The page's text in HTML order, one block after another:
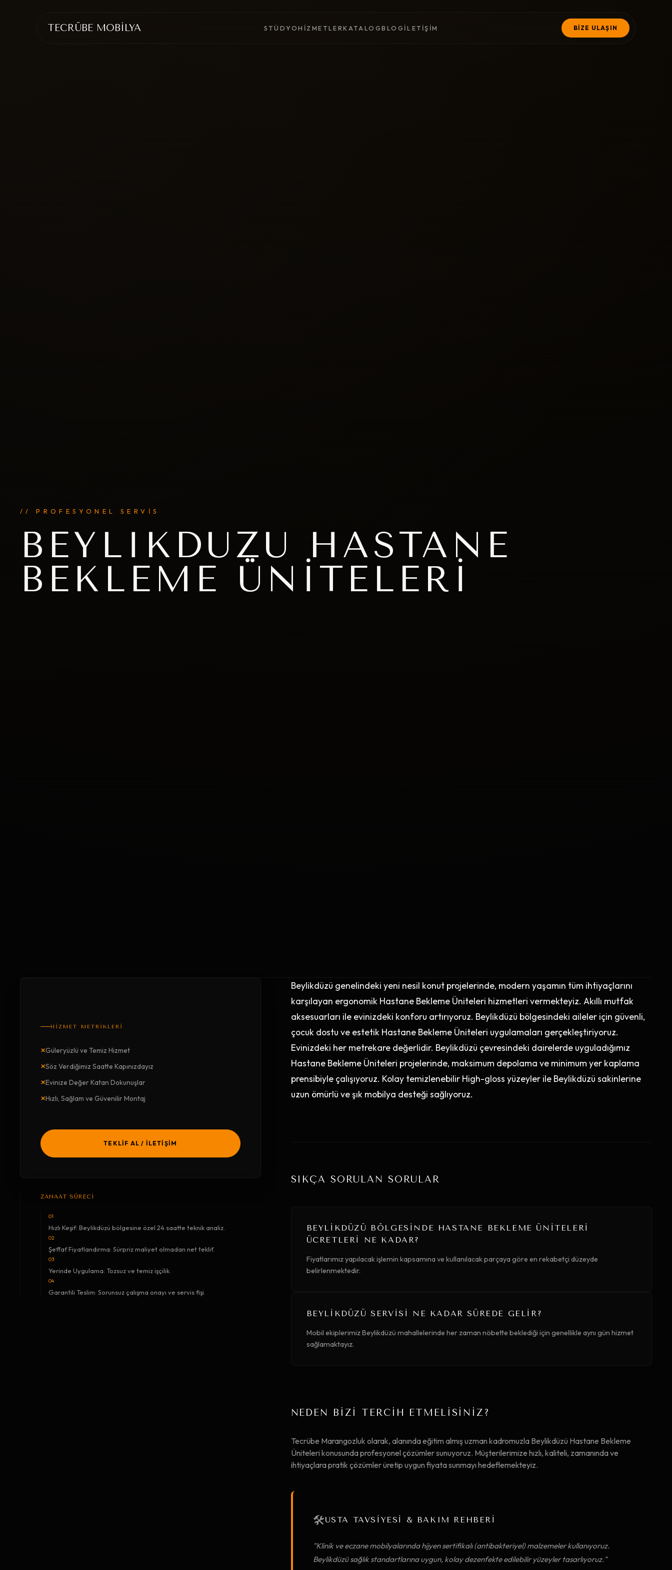
TECRÜBE MOBİLYA STÜDYOHIZMETLERKATALOGBLOG İLETIŞIM BİZE ULAŞIN
// PROFESYONEL SERVİS
BEYLIKDÜZÜ HASTANE
BEKLEME ÜNITELERI
HİZMET METRİKLERİ
×Güleryüzlü ve Temiz Hizmet
×Söz Verdiğimiz Saatte Kapınızdayız
×Evinize Değer Katan Dokunuşlar
×Hızlı, Sağlam ve Güvenilir Montaj
TEKLİF AL / İLETİŞİM
ZANAAT SÜRECİ
01
Hızlı Keşif: Beylikdüzü bölgesine özel 24 saatte teknik analiz.
02
Şeffaf Fiyatlandırma: Sürpriz maliyet olmadan net teklif.
03
Yerinde Uygulama: Tozsuz ve temiz işçilik.
04
Garantili Teslim: Sorunsuz çalışma onayı ve servis fişi.
Beylikdüzü genelindeki yeni nesil konut projelerinde, modern yaşamın tüm ihtiyaçlarını
karşılayan ergonomik Hastane Bekleme Üniteleri hizmetleri vermekteyiz. Akıllı mutfak
aksesuarları ile evinizdeki konforu artırıyoruz. Beylikdüzü bölgesindeki aileler için güvenli,
çocuk dostu ve estetik Hastane Bekleme Üniteleri uygulamaları gerçekleştiriyoruz.
Evinizdeki her metrekare değerlidir. Beylikdüzü çevresindeki dairelerde uyguladığımız
Hastane Bekleme Üniteleri projelerinde, maksimum depolama ve minimum yer kaplama
prensibiyle çalışıyoruz. Kolay temizlenebilir High-gloss yüzeyler ile Beylikdüzü sakinlerine
uzun ömürlü ve şık mobilya desteği sağlıyoruz.
SIKÇA SORULAN SORULAR
BEYLIKDÜZÜ BÖLGESINDE HASTANE BEKLEME ÜNITELERI
ÜCRETLERI NE KADAR?
Fiyatlarımız yapılacak işlemin kapsamına ve kullanılacak parçaya göre en rekabetçi düzeyde
belirlenmektedir.
BEYLIKDÜZÜ SERVISI NE KADAR SÜREDE GELIR?
Mobil ekiplerimiz Beylikdüzü mahallelerinde her zaman nöbette beklediği için genellikle aynı gün hizmet
sağlamaktayız.
NEDEN BİZİ TERCİH ETMELİSİNİZ?
Tecrübe Marangozluk olarak, alanında eğitim almış uzman kadromuzla Beylikdüzü Hastane Bekleme
Üniteleri konusunda profesyonel çözümler sunuyoruz. Müşterilerimize hızlı, kaliteli, zamanında ve
ihtiyaçlara pratik çözümler üretip uygun fiyata sunmayı hedeflemekteyiz.
🛠️USTA TAVSİYESİ & BAKIM REHBERİ
"Klinik ve eczane mobilyalarında hijyen sertifikalı (antibakteriyel) malzemeler kullanıyoruz.
Beylikdüzü sağlık standartlarına uygun, kolay dezenfekte edilebilir yüzeyler tasarlıyoruz."